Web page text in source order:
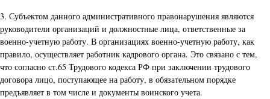
3. Субъектом данного административного правонарушения являются
руководители организаций и должностные лица, ответственные за
военно-учетную работу. В организациях военно-учетную работу, как
правило, осуществляет работник кадрового органа. Это связано с тем,
что согласно ст.65 Трудового кодекса РФ при заключении трудового
договора лицо, поступающее на работу, в обязательном порядке
предъявляет в том числе и документы воинского учета.